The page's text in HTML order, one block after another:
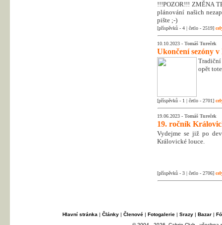
!!!POZOR!!! ZMĚNA
plánování našich
pište ;-)
[příspěvků - 4 | četlo - 2519]
10.10.2023 - Tomáš Tureček
Ukončení sezóny v
opět
[příspěvků - 1 | četlo - 2701]
19.06.2023 - Tomáš Tureček
19. ročník
Vydejme se již po
Královické louce.
[příspěvků - 3 | četlo - 2706]
Hlavní stránka | Články| Členové| Fotogalerie| Srazy| Bazar|